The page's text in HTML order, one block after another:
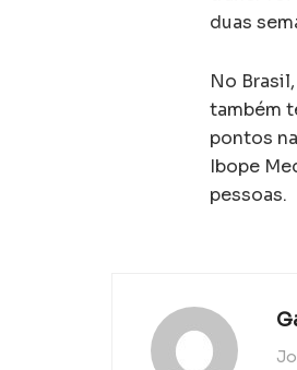
duas
No
também
pontos
Ibope
pessoas.